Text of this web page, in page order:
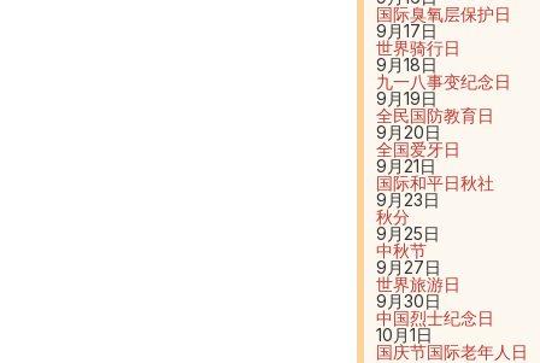
国际臭氧层保护日
9月17日
世界骑行日
9月18日
九一八事变纪念日
9月19日
全民国防教育日
9月20日
全国爱牙日
9月21日
国际和平日秋社
9月23日
秋分
9月25日
中秋节
9月27日
世界旅游日
9月30日
中国烈士纪念日
10月1日
国庆节国际老年人日